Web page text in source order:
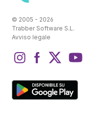
© 2005 - 2026
Trabber Software S.L.
Avviso legale